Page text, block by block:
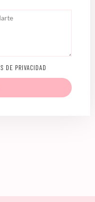
DE PRIVACIDAD